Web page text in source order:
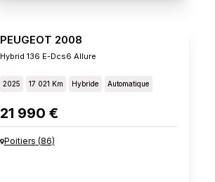
PEUGEOT 2008
Hybrid 136 E-Dcs6 Allure
2025 17 021 Km Hybride Automatique
21 990 €
Poitiers (86)